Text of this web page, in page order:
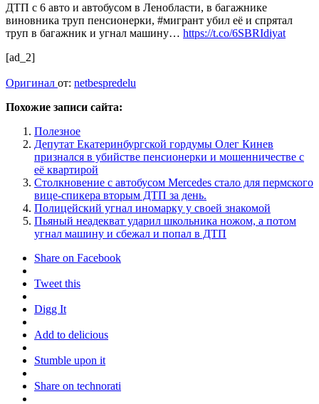
ДТП с 6 авто и автобусом в Ленобласти, в багажнике
виновника труп пенсионерки, #мигрант убил её и спрятал
труп в багажник и угнал машину… https://t.co/6SBRIdiyat
[ad_2]
Оригинал от: netbespredelu
Похожие записи сайта:
Полезное
Депутат Екатеринбургской гордумы Олег Кинев
признался в убийстве пенсионерки и мошенничестве с
её квартирой
Столкновение с автобусом Mercedes стало для пермского
вице-спикера вторым ДТП за день.
Полицейский угнал иномарку у своей знакомой
Пьяный неадекват ударил школьника ножом, а потом
угнал машину и сбежал и попал в ДТП
Share on Facebook
Tweet this
Digg It
Add to delicious
Stumble upon it
Share on technorati